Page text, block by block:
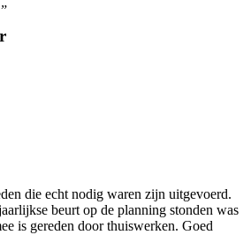
die echt nodig waren zijn uitgevoerd.
beurt op de planning stonden was
is gereden door thuiswerken. Goed